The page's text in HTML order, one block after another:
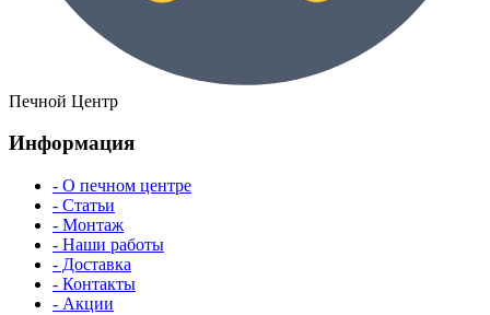
Печной Центр
Информация
- О печном центре
- Статьи
- Монтаж
- Наши работы
- Доставка
- Контакты
- Акции